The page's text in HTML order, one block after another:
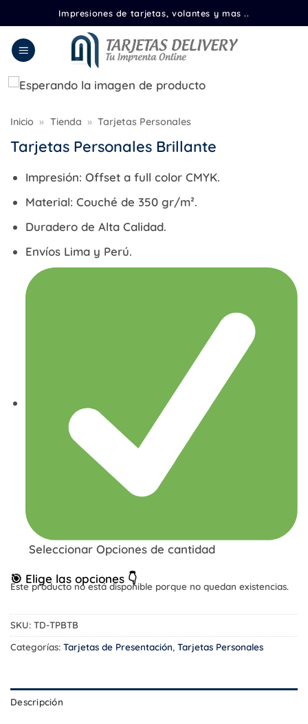
al
contenido
Impresiones de tarjetas, volantes y mas ..
Inicio » Tienda » Tarjetas Personales
Tarjetas Personales Brillante
Impresión: Offset a full color CMYK.
Material: Couché de 350 gr/m².
Duradero de Alta Calidad.
Envíos Lima y Perú.
Seleccionar Opciones de cantidad
🎯 Elige las opciones 👇
Este producto no está disponible porque no quedan existencias.
SKU: TD-TPBTB
Categorías: Tarjetas de Presentación, Tarjetas Personales
Descripción